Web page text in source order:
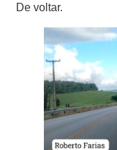
De voltar.